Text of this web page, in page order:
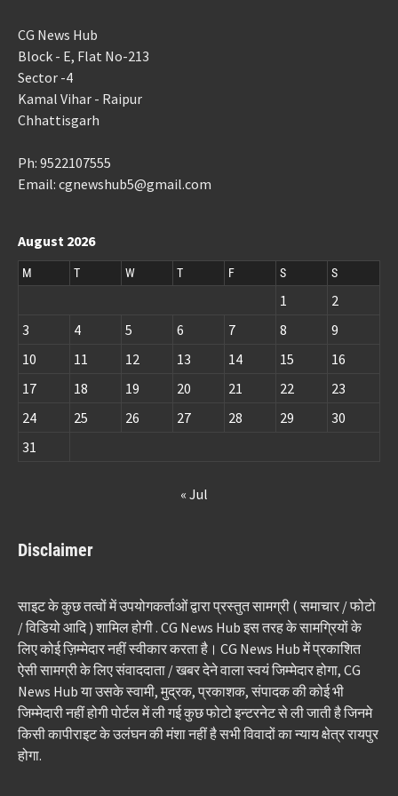
CG News Hub
Block - E, Flat No-213
Sector -4
Kamal Vihar - Raipur
Chhattisgarh
Ph: 9522107555
Email: cgnewshub5@gmail.com
August 2026
M T W T F S S
1
2
3
4 5 6 7 8
9
10
11 12 13 14 15
16
17
18 19 20 21 22
23
24
25 26 27 28 29
30
31
« Jul
Disclaimer
साइट के कुछ तत्वों में उपयोगकर्ताओं द्वारा प्रस्तुत सामग्री ( समाचार / फोटो
/ विडियो आदि ) शामिल होगी . CG News Hub इस तरह के सामग्रियों के
लिए कोई ज़िम्मेदार नहीं स्वीकार करता है। CG News Hub में प्रकाशित
ऐसी सामग्री के लिए संवाददाता / खबर देने वाला स्वयं जिम्मेदार होगा, CG
News Hub या उसके स्वामी, मुद्रक, प्रकाशक, संपादक की कोई भी
जिम्मेदारी नहीं होगी पोर्टल में ली गई कुछ फोटो इन्टरनेट से ली जाती है जिनमे
किसी कापीराइट के उलंघन की मंशा नहीं है सभी विवादों का न्याय क्षेत्र रायपुर
होगा.